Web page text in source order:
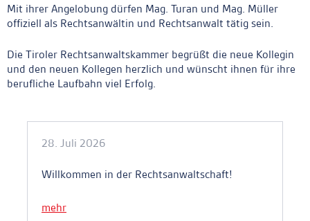
Mit ihrer Angelobung dürfen Mag. Turan und Mag. Müller
offiziell als Rechtsanwältin und Rechtsanwalt tätig sein.
Die Tiroler Rechtsanwaltskammer begrüßt die neue Kollegin
und den neuen Kollegen herzlich und wünscht ihnen für ihre
berufliche Laufbahn viel Erfolg.
28. Juli 2026
Willkommen in der Rechtsanwaltschaft!
mehr